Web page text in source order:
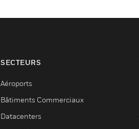
SECTEURS
Aéroports
Bâtiments Commerciaux
Datacenters